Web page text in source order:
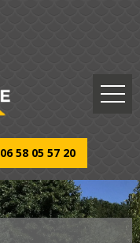
06 58 05 57 20